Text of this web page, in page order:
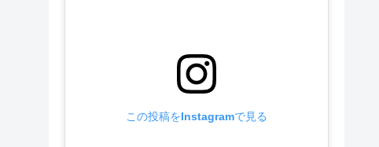
この投稿をInstagramで見る